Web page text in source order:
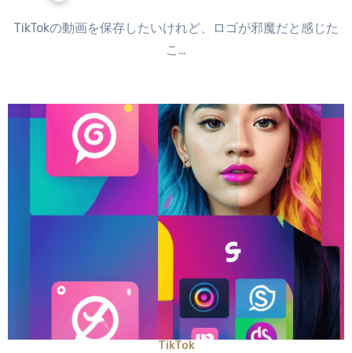
TikTokの動画を保存したいけれど、ロゴが邪魔だと感じた
こ…
TikTok